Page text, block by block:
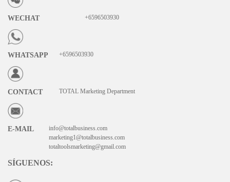
WECHAT +6596503930
WHATSAPP +6596503930
CONTACT TOTAL Marketing Department
E-MAIL
info@totalbusiness.com
marketing1@totalbusiness.com
totaltoolsmarketing@gmail.com
SÍGUENOS: